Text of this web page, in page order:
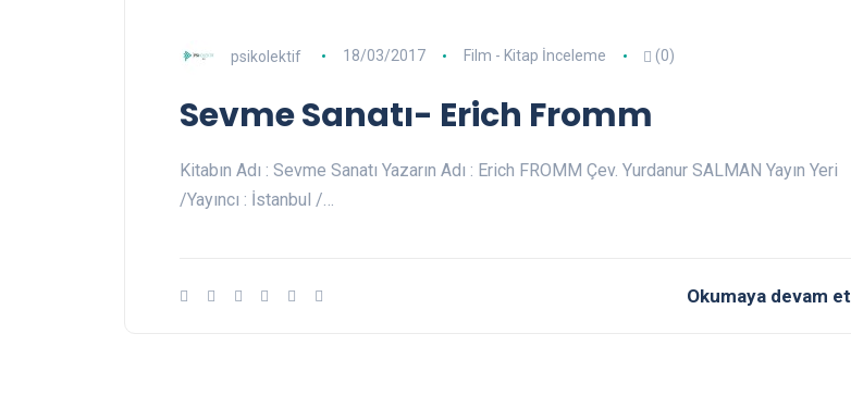
psikolektif 18/03/2017 Film - Kitap İnceleme (0)
Sevme Sanatı- Erich Fromm
Kitabın Adı : Sevme Sanatı Yazarın Adı : Erich FROMM Çev. Yurdanur SALMAN Yayın Yeri
/Yayıncı : İstanbul /…
Okumaya devam et